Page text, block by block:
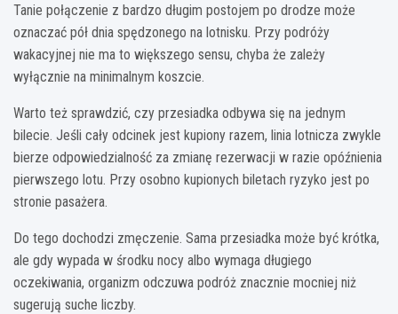
Tanie połączenie z bardzo długim postojem po drodze może
oznaczać pół dnia spędzonego na lotnisku. Przy podróży
wakacyjnej nie ma to większego sensu, chyba że zależy
wyłącznie na minimalnym koszcie.
Warto też sprawdzić, czy przesiadka odbywa się na jednym
bilecie. Jeśli cały odcinek jest kupiony razem, linia lotnicza zwykle
bierze odpowiedzialność za zmianę rezerwacji w razie opóźnienia
pierwszego lotu. Przy osobno kupionych biletach ryzyko jest po
stronie pasażera.
Do tego dochodzi zmęczenie. Sama przesiadka może być krótka,
ale gdy wypada w środku nocy albo wymaga długiego
oczekiwania, organizm odczuwa podróż znacznie mocniej niż
sugerują suche liczby.